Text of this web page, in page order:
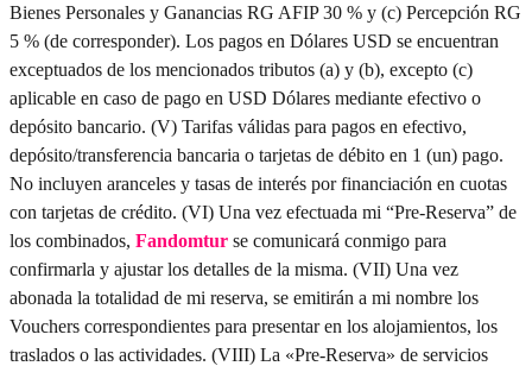
Bienes Personales y Ganancias RG AFIP 30 % y (c) Percepción RG
5 % (de corresponder). Los pagos en Dólares USD se encuentran
exceptuados de los mencionados tributos (a) y (b), excepto (c)
aplicable en caso de pago en USD Dólares mediante efectivo o
depósito bancario. (V) Tarifas válidas para pagos en efectivo,
depósito/transferencia bancaria o tarjetas de débito en 1 (un) pago.
No incluyen aranceles y tasas de interés por financiación en cuotas
con tarjetas de crédito. (VI) Una vez efectuada mi “Pre-Reserva” de
los combinados, Fandomtur se comunicará conmigo para
confirmarla y ajustar los detalles de la misma. (VII) Una vez
abonada la totalidad de mi reserva, se emitirán a mi nombre los
Vouchers correspondientes para presentar en los alojamientos, los
traslados o las actividades. (VIII) La «Pre-Reserva» de servicios